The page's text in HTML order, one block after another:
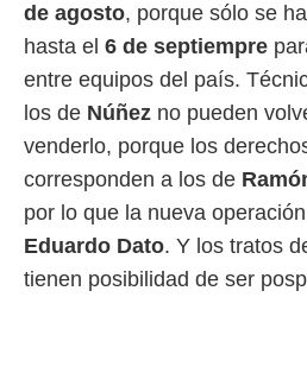
de agosto, porque sólo se
hasta el 6 de septiempre
entre equipos del país.
los de Núñez no pueden
venderlo, porque los
corresponden a los de
por lo que la nueva
Eduardo Dato. Y los tratos
tienen posibilidad de ser